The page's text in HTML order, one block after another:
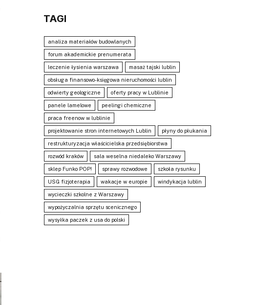
TAGI
analiza materiałów budowlanych
forum akademickie prenumerata
leczenie łysienia warszawa masaż tajski lublin
obsługa finansowo-księgowa nieruchomości lublin
odwierty geologiczne oferty pracy w Lublinie
panele lamelowe peelingi chemiczne
praca freenow w lublinie
projektowanie stron internetowych Lublin płyny do płukania
restrukturyzacja właścicielska przedsiębiorstwa
rozwód kraków sala weselna niedaleko Warszawy
sklep Funko POP! sprawy rozwodowe szkoła rysunku
USG fizjoterapia wakacje w europie windykacja lublin
wycieczki szkolne z Warszawy
wypożyczalnia sprzętu scenicznego
wysyłka paczek z usa do polski